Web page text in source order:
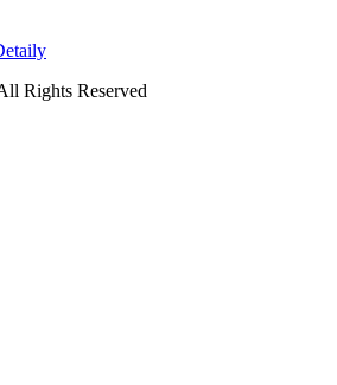
Rights Reserved